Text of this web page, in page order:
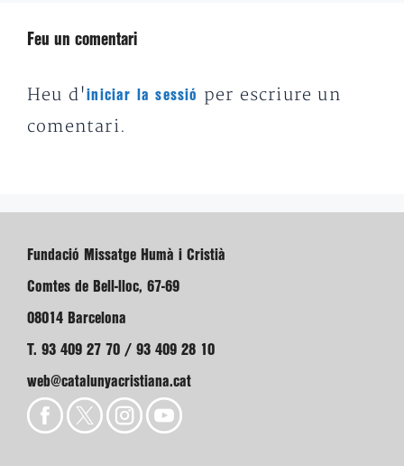
Feu un comentari
Heu d'iniciar la sessió
per escriure un
comentari.
Fundació Missatge Humà i Cristià
Comtes de Bell-lloc, 67-69
08014 Barcelona
T. 93 409 27 70 / 93 409 28 10
web@catalunyacristiana.cat